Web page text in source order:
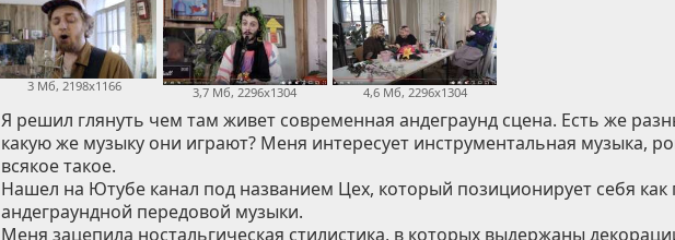
3 Мб, 2198x1166 3,7 Мб, 2296x1304 4,6 Мб, 2296x1304
Я решил глянуть чем там живет современная андеграунд сцена. Есть же
какую же музыку они играют? Меня интересует инструментальная музыка,
всякое такое.
Нашел на Ютубе канал под названием Цех, который позиционирует себя как
андеграундной передовой музыки.
Меня зацепила ностальгическая стилистика, в которых выдержаны